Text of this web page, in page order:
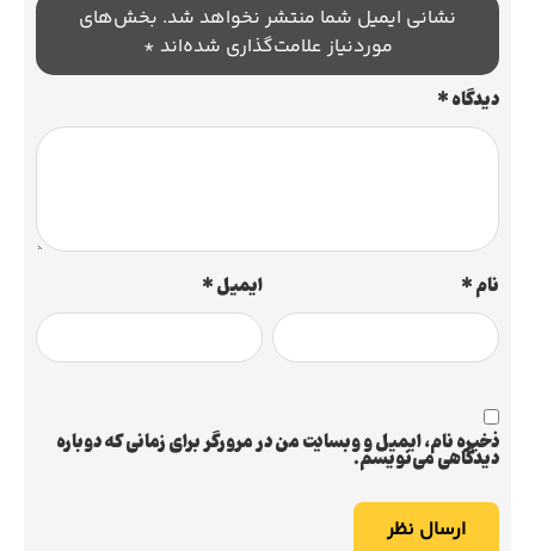
نشانی ایمیل شما منتشر نخواهد شد. بخش‌های
موردنیاز علامت‌گذاری شده‌اند *
دیدگاه*
نام* ایمیل*
ذخیره نام، ایمیل و وبسایت من در مرورگر برای زمانی که دوباره
دیدگاهی می‌نویسم.